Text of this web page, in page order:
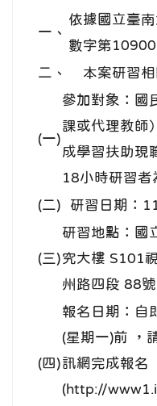
一、
依據國立臺
數字第
二、
本案研習相
(一)
參加對象：國
課或代理教師
成學習扶助現
18小時研習者
(二)
研習日期：
(三)
研習地點：國
究大樓 S101
州路四段 88號
(四)
報名日期：自
(星期一)前 ，
訊網完成報名
(http://